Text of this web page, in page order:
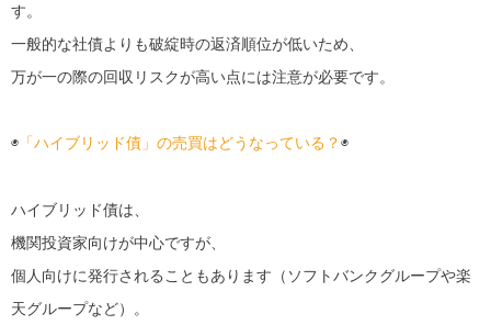
す。
一般的な社債よりも破綻時の返済順位が低いため、
万が一の際の回収リスクが高い点には注意が必要です。
◉ 「ハイブリッド債」の売買はどうなっている？◉
ハイブリッド債は、
機関投資家向けが中心ですが、
個人向けに発行されることもあります（ソフトバンクグループや楽
天グループなど）。